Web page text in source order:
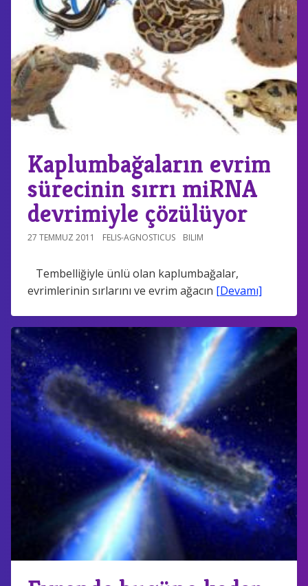
Kaplumbağaların evrim
sürecinin sırrı miRNA
devrimiyle çözülüyor
27 TEMMUZ 2011 FELIS-AGNOSTICUS BILIM
Tembelliğiyle ünlü olan kaplumbağalar,
evrimlerinin sırlarını ve evrim ağacın [Devamı]